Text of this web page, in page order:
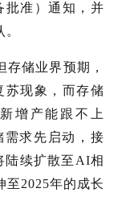
批准）通知，并
储业界预期，
苏现象，而存储
增产能跟不上
求先启动，接
陆续扩散至AI相
至2025年的成长